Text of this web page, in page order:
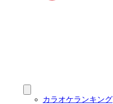
カラオケランキング